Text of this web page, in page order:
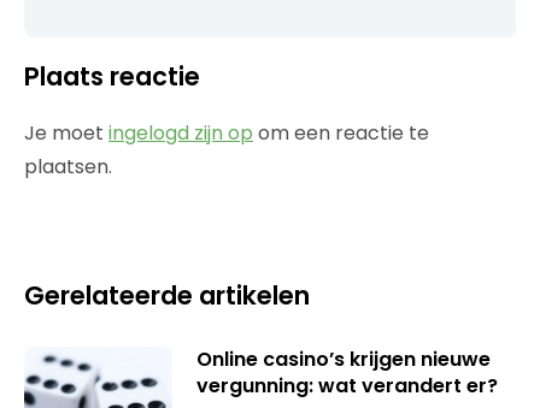
Plaats reactie
Je moet ingelogd zijn op om een reactie te
plaatsen.
Gerelateerde artikelen
Online casino’s krijgen nieuwe
vergunning: wat verandert er?